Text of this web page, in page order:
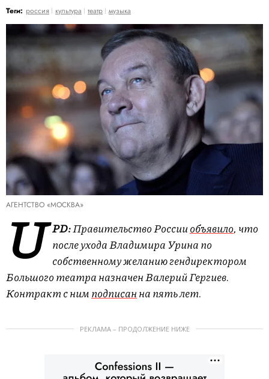
Теги: россия культура театр музыка
АГЕНТСТВО «МОСКВА»
U PD:Правительство Россииобъявило, что
после ухода Владимира Урина по
собственному желанию гендиректором
Большого театра назначен Валерий Гергиев.
Контракт с нимподписанна пять лет.
РЕКЛАМА – ПРОДОЛЖЕНИЕ НИЖЕ